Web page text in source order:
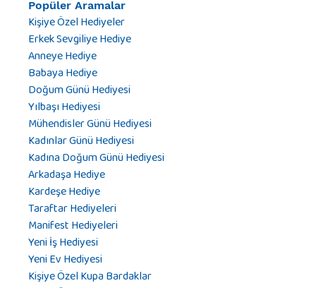
Popüler Aramalar
Kişiye Özel Hediyeler
Erkek Sevgiliye Hediye
Anneye Hediye
Babaya Hediye
Doğum Günü Hediyesi
Yılbaşı Hediyesi
Mühendisler Günü Hediyesi
Kadınlar Günü Hediyesi
Kadına Doğum Günü Hediyesi
Arkadaşa Hediye
Kardeşe Hediye
Taraftar Hediyeleri
Manifest Hediyeleri
Yeni İş Hediyesi
Yeni Ev Hediyesi
Kişiye Özel Kupa Bardaklar